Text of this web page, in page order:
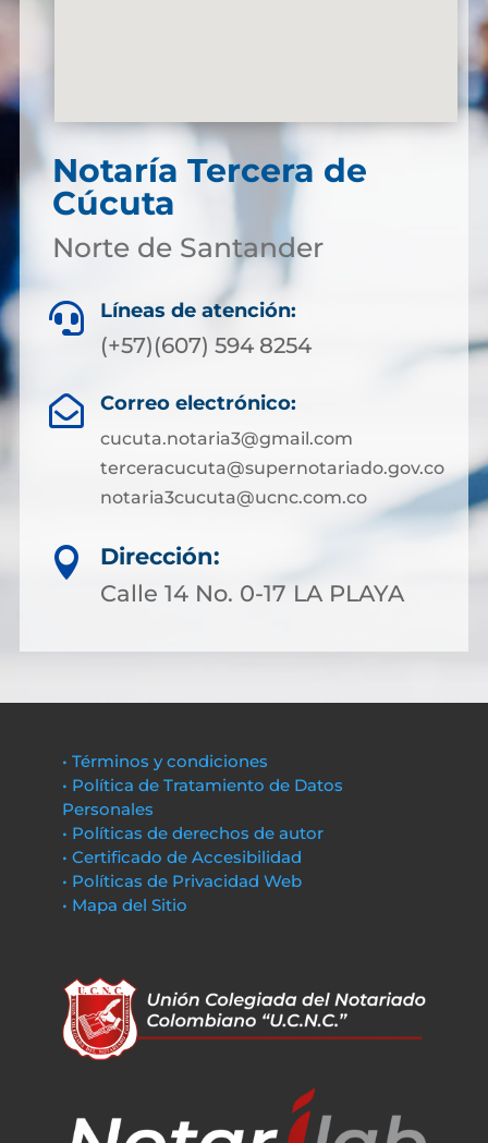
Notaría Tercera de
Cúcuta
Norte de Santander
 Líneas de atención:
(+57)(607) 594 8254
 Correo electrónico:
cucuta.notaria3@gmail.com
terceracucuta@supernotariado.gov.co
notaria3cucuta@ucnc.com.co

Dirección:
Calle 14 No. 0-17 LA PLAYA
• Términos y condiciones
• Política de Tratamiento de Datos
Personales
• Políticas de derechos de autor
• Certificado de Accesibilidad
• Políticas de Privacidad Web
• Mapa del Sitio